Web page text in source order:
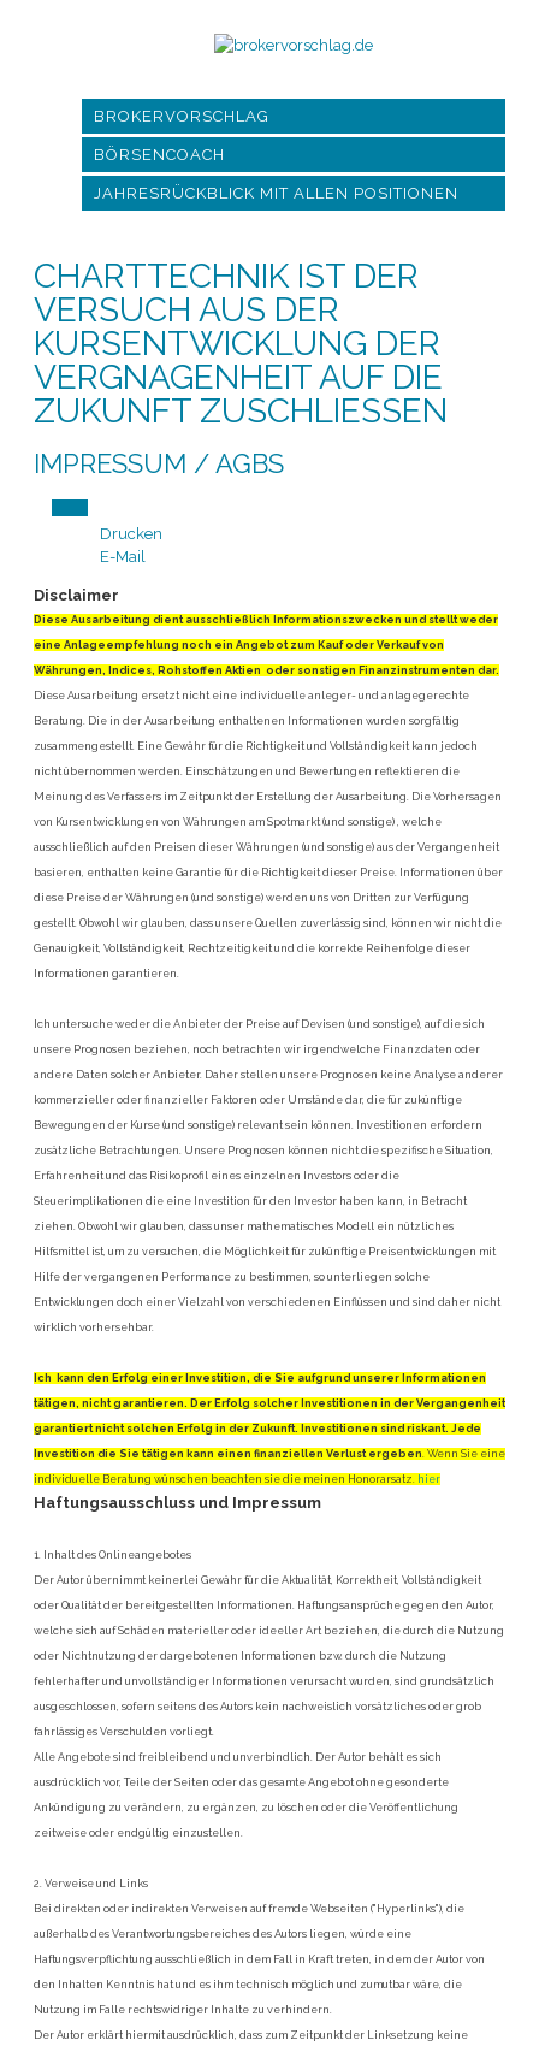
BROKERVORSCHLAG
BÖRSENCOACH
JAHRESRÜCKBLICK MIT ALLEN POSITIONEN
CHARTTECHNIK IST DER
VERSUCH AUS DER
KURSENTWICKLUNG DER
VERGNAGENHEIT AUF DIE
ZUKUNFT ZUSCHLIESSEN
IMPRESSUM / AGBS
Drucken
E-Mail
Disclaimer
Diese Ausarbeitung dient ausschließlich Informationszwecken und stellt weder
eine Anlageempfehlung noch ein Angebot zum Kauf oder Verkauf von
Währungen, Indices, Rohstoffen Aktien oder sonstigen Finanzinstrumenten dar.
Diese Ausarbeitung ersetzt nicht eine individuelle anleger- und anlagegerechte
Beratung. Die in der Ausarbeitung enthaltenen Informationen wurden sorgfältig
zusammengestellt. Eine Gewähr für die Richtigkeit und Vollständigkeit kann jedoch
nicht übernommen werden. Einschätzungen und Bewertungen reflektieren die
Meinung des Verfassers im Zeitpunkt der Erstellung der Ausarbeitung. Die Vorhersagen
von Kursentwicklungen von Währungen am Spotmarkt (und sonstige) , welche
ausschließlich auf den Preisen dieser Währungen (und sonstige) aus der Vergangenheit
basieren, enthalten keine Garantie für die Richtigkeit dieser Preise. Informationen über
diese Preise der Währungen (und sonstige) werden uns von Dritten zur Verfügung
gestellt. Obwohl wir glauben, dass unsere Quellen zuverlässig sind, können wir nicht die
Genauigkeit, Vollständigkeit, Rechtzeitigkeit und die korrekte Reihenfolge dieser
Informationen garantieren.
Ich untersuche weder die Anbieter der Preise auf Devisen (und sonstige), auf die sich
unsere Prognosen beziehen, noch betrachten wir irgendwelche Finanzdaten oder
andere Daten solcher Anbieter. Daher stellen unsere Prognosen keine Analyse anderer
kommerzieller oder finanzieller Faktoren oder Umstände dar, die für zukünftige
Bewegungen der Kurse (und sonstige) relevant sein können. Investitionen erfordern
zusätzliche Betrachtungen. Unsere Prognosen können nicht die spezifische Situation,
Erfahrenheit und das Risikoprofil eines einzelnen Investors oder die
Steuerimplikationen die eine Investition für den Investor haben kann, in Betracht
ziehen. Obwohl wir glauben, dass unser mathematisches Modell ein nützliches
Hilfsmittel ist, um zu versuchen, die Möglichkeit für zukünftige Preisentwicklungen mit
Hilfe der vergangenen Performance zu bestimmen, so unterliegen solche
Entwicklungen doch einer Vielzahl von verschiedenen Einflüssen und sind daher nicht
wirklich vorhersehbar.
Ich kann den Erfolg einer Investition, die Sie aufgrund unserer Informationen
tätigen, nicht garantieren. Der Erfolg solcher Investitionen in der Vergangenheit
garantiert nicht solchen Erfolg in der Zukunft. Investitionen sind riskant. Jede
Investition die Sie tätigen kann einen finanziellen Verlust ergeben . Wenn Sie eine
individuelle Beratung wünschen beachten sie die meinen Honorarsatz. hier
Haftungsausschluss und Impressum
1. Inhalt des Onlineangebotes
Der Autor übernimmt keinerlei Gewähr für die Aktualität, Korrektheit, Vollständigkeit
oder Qualität der bereitgestellten Informationen. Haftungsansprüche gegen den Autor,
welche sich auf Schäden materieller oder ideeller Art beziehen, die durch die Nutzung
oder Nichtnutzung der dargebotenen Informationen bzw. durch die Nutzung
fehlerhafter und unvollständiger Informationen verursacht wurden, sind grundsätzlich
ausgeschlossen, sofern seitens des Autors kein nachweislich vorsätzliches oder grob
fahrlässiges Verschulden vorliegt.
Alle Angebote sind freibleibend und unverbindlich. Der Autor behält es sich
ausdrücklich vor, Teile der Seiten oder das gesamte Angebot ohne gesonderte
Ankündigung zu verändern, zu ergänzen, zu löschen oder die Veröffentlichung
zeitweise oder endgültig einzustellen.
2. Verweise und Links
Bei direkten oder indirekten Verweisen auf fremde Webseiten ("Hyperlinks"), die
außerhalb des Verantwortungsbereiches des Autors liegen, würde eine
Haftungsverpflichtung ausschließlich in dem Fall in Kraft treten, in dem der Autor von
den Inhalten Kenntnis hat und es ihm technisch möglich und zumutbar wäre, die
Nutzung im Falle rechtswidriger Inhalte zu verhindern.
Der Autor erklärt hiermit ausdrücklich, dass zum Zeitpunkt der Linksetzung keine